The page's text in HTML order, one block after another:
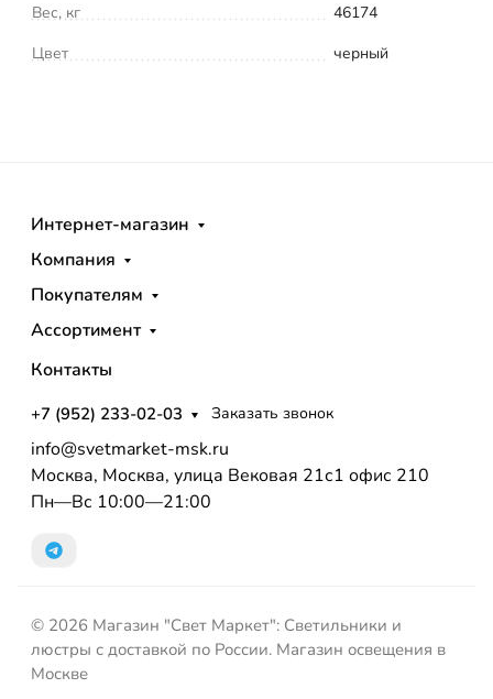
Вес, кг
46174
Цвет
черный
Интернет-магазин
Компания
Покупателям
Ассортимент
Контакты
+7 (952) 233-02-03 Заказать звонок
info@svetmarket-msk.ru
Москва, Москва, улица Вековая 21с1 офис 210
Пн—Вс 10:00—21:00
© 2026 Магазин "Свет Маркет": Светильники и
люстры с доставкой по России. Магазин освещения в
Москве